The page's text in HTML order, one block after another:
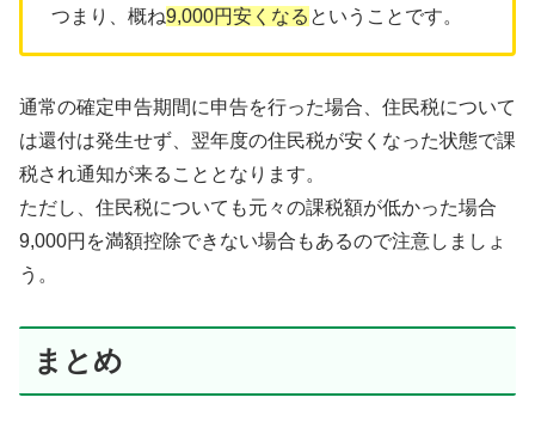
つまり、概ね9,000円安くなる ということです。
通常の確定申告期間に申告を行った場合、住民税について
は還付は発生せず、翌年度の住民税が安くなった状態で課
税され通知が来ることとなります。
ただし、住民税についても元々の課税額が低かった場合
9,000円を満額控除できない場合もあるので注意しましょ
う。
まとめ